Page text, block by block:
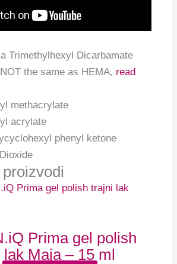
Trimethylhexyl Dicarbamate
the same as HEMA, read
methacrylate
acrylate
phenyl ketone
Prima gel polish
Maja – 15 ml